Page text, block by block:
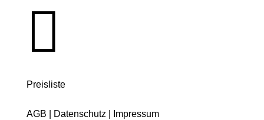

Preisliste
AGB Datenschutz Impressum